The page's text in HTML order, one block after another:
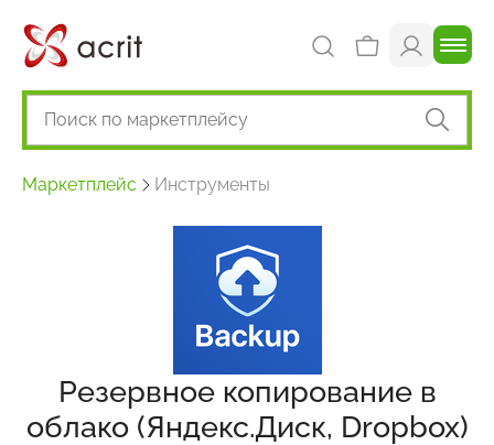
Маркетплейс Инструменты
Резервное копирование в
облако (Яндекс.Диск, Dropbox)